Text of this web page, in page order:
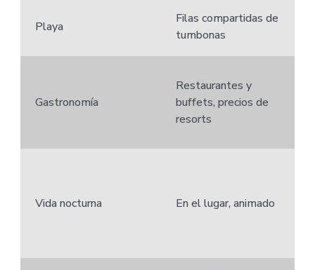
Playa
Filas compartidas de
tumbonas
Gastronomía
Restaurantes y
buffets, precios de
resorts
Vida nocturna En el lugar, animado